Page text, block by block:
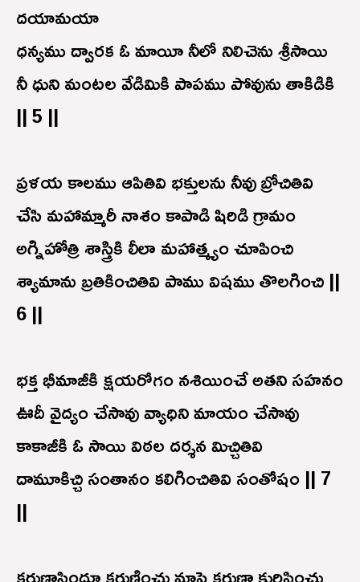
దయామయా
ధన్యము ద్వారక ఓ మాయీ నీలో నిలిచెను శ్రీసాయి
నీ ధుని మంటల వేడిమికి పాపము పోవును తాకిడికి
|| 5 ||
ప్రళయ కాలము ఆపితివి భక్తులను నీవు బ్రోచితివి
చేసి మహామ్మారీ నాశం కాపాడి షిరిడి గ్రామం
అగ్నిహోత్రి శాస్త్రికి లీలా మహాత్మ్యం చూపించి
శ్యామాను బ్రతికించితివి పాము విషము తొలగించి ||
6 ||
భక్త భీమాజీకి క్షయరోగం నశియించే అతని సహనం
ఊదీ వైద్యం చేసావు వ్యాధిని మాయం చేసావు
కాకాజీకి ఓ సాయి విఠల దర్శన మిచ్చితివి
దామూకిచ్చి సంతానం కలిగించితివి సంతోషం || 7
||